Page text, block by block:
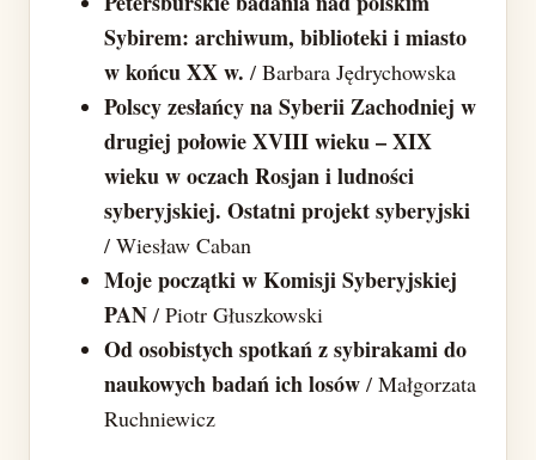
Sybirem: archiwum, biblioteki i miasto
w końcu XX w. / Barbara Jędrychowska
Polscy zesłańcy na Syberii Zachodniej w
drugiej połowie XVIII wieku – XIX
wieku w oczach Rosjan i ludności
syberyjskiej. Ostatni projekt syberyjski
/ Wiesław Caban
Moje początki w Komisji Syberyjskiej
PAN / Piotr Głuszkowski
Od osobistych spotkań z sybirakami do
naukowych badań ich losów / Małgorzata
Ruchniewicz